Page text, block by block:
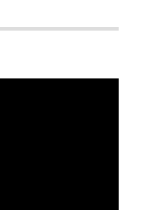
बातों पर ध्यान